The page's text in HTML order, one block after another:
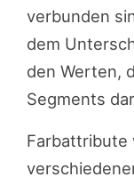
verbunden
dem
den Werten,
Segments
Farbattribute